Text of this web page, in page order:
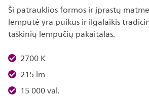
Ši patrauklios formos ir įprastų
lemputė yra puikus ir ilgalaikis
taškinių lempučių pakaitalas.
2700 K
215 lm
15 000 val.